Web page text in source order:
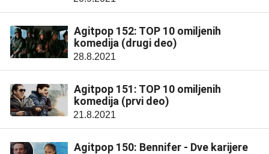
Agitpop 152: TOP 10 omiljenih
komedija (drugi deo)
28.8.2021
Agitpop 151: TOP 10 omiljenih
komedija (prvi deo)
21.8.2021
Agitpop 150: Bennifer - Dve karijere